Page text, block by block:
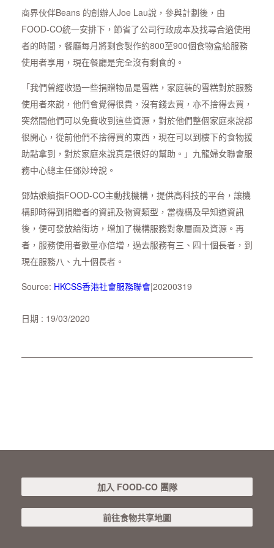
日期 : 19/03/2020
商界伙伴Beans 的創辦人Joe Lau說，參與計劃後，由
FOOD-CO統一安排下，節省了公司行政成本及找尋合適使用
者的時間，餐廳每月將剩食製作約800至900個食物盒給服務
使用者享用，現在餐廳是完全沒有剩食的。
「我們曾經收過一些捐贈物品是雪糕，家庭裝的雪糕對於服務
使用者來說，他們會覺得很貴，沒有錢去買，亦不捨得去買，
突然間他們可以免費收到這些資源，對於他們整個家庭來說都
很開心，從前他們不捨得買的東西，現在可以到樓下的食物援
助點拿到，對於家庭來說真是很好的幫助。」九龍婦女聯會服
務中心總主任鄧妙玲說。
鄧姑娘續指FOOD-CO主動找機構，提供高科技的平台，讓機
構即時得到捐贈者的資訊及物資類型，當機構及早知道資訊
後，便可發放給街坊，增加了機構服務對象層面及資源。再
者，服務使用者數量亦倍增，過去服務有三、四十個長者，到
現在服務八、九十個長者。
Source: HKCSS香港社會服務聯會|20200319
加入 FOOD-CO 團隊
前往食物共享地圖